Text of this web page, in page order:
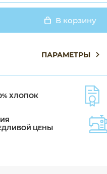
В корзину
ПАРАМЕТРЫ
ХЛОПОК
ЦЕНЫ